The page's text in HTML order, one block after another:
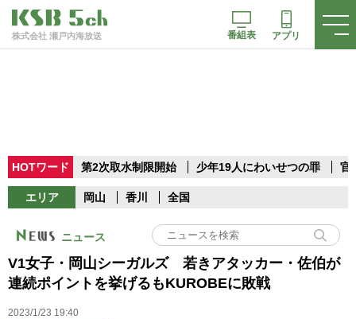
株式会社 瀬戸内海放送 番組表 アプリ
HOTワード 第2次取水制限開始 少年19人にわいせつの罪 官
エリア 岡山 香川 全国
ニュース
V1女子・岡山シーガルズ 若きアタッカー・佐伯が
連続ポイントを挙げるもKUROBEに敗戦
2023/1/23 19:40